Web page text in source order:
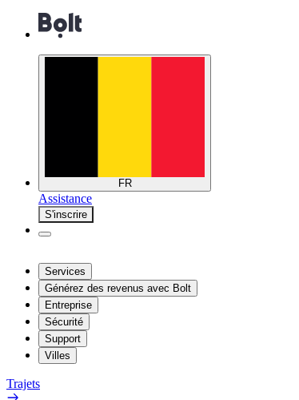
FR
Assistance
S'inscrire
Services
Générez des revenus avec Bolt
Entreprise
Sécurité
Support
Villes
Trajets